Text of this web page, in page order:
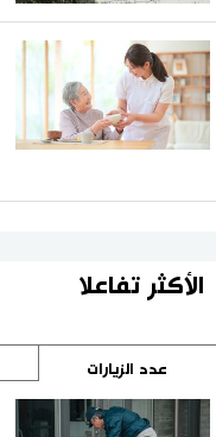
الأكثر تفاعلا
عدد الزيارات